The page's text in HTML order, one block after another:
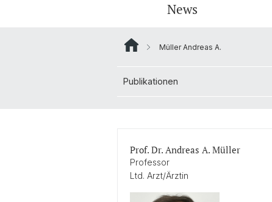
News
Leitungsgremium
Müller Andreas A.
Publikationen
Prof. Dr. Andreas A. Müller
Professor
Ltd. Arzt/Ärztin